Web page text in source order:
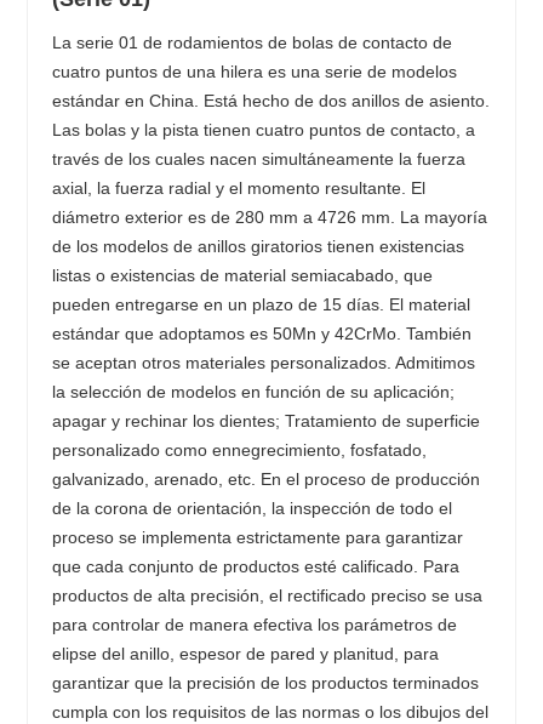
La serie 01 de rodamientos de bolas de contacto de
cuatro puntos de una hilera es una serie de modelos
estándar en China. Está hecho de dos anillos de asiento.
Las bolas y la pista tienen cuatro puntos de contacto, a
través de los cuales nacen simultáneamente la fuerza
axial, la fuerza radial y el momento resultante. El
diámetro exterior es de 280 mm a 4726 mm. La mayoría
de los modelos de anillos giratorios tienen existencias
listas o existencias de material semiacabado, que
pueden entregarse en un plazo de 15 días. El material
estándar que adoptamos es 50Mn y 42CrMo. También
se aceptan otros materiales personalizados. Admitimos
la selección de modelos en función de su aplicación;
apagar y rechinar los dientes; Tratamiento de superficie
personalizado como ennegrecimiento, fosfatado,
galvanizado, arenado, etc. En el proceso de producción
de la corona de orientación, la inspección de todo el
proceso se implementa estrictamente para garantizar
que cada conjunto de productos esté calificado. Para
productos de alta precisión, el rectificado preciso se usa
para controlar de manera efectiva los parámetros de
elipse del anillo, espesor de pared y planitud, para
garantizar que la precisión de los productos terminados
cumpla con los requisitos de las normas o los dibujos del